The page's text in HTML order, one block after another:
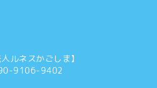
人ルネスかごしま】
9106-9402